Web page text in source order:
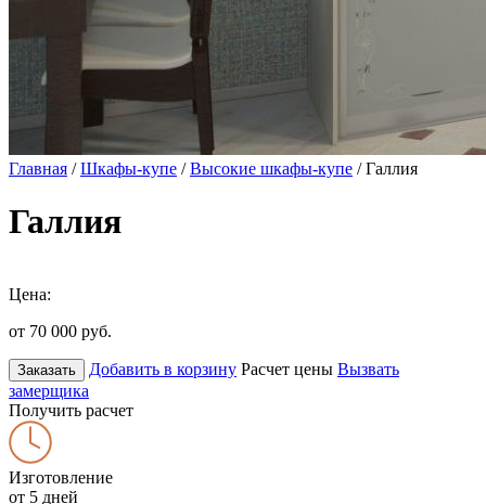
Главная /Шкафы-купе /Высокие шкафы-купе / Галлия
Галлия
Цена:
от 70 000 руб.
Заказать Добавить в корзину Расчет цены Вызвать
замерщика
Получить расчет
Изготовление
от 5 дней